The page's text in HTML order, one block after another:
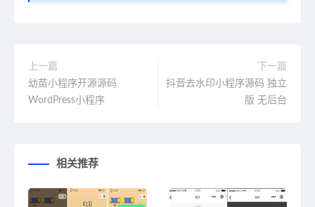
上一篇
幼苗小程序开源源码
WordPress小程序
下一篇
抖音去水印小程序源码 独立
版 无后台
相关推荐